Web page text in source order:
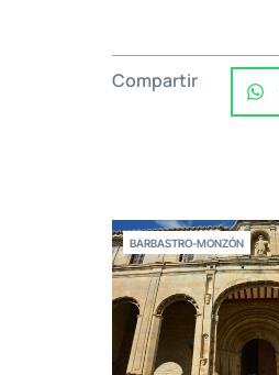
Compartir
BARBASTRO-MONZÓN